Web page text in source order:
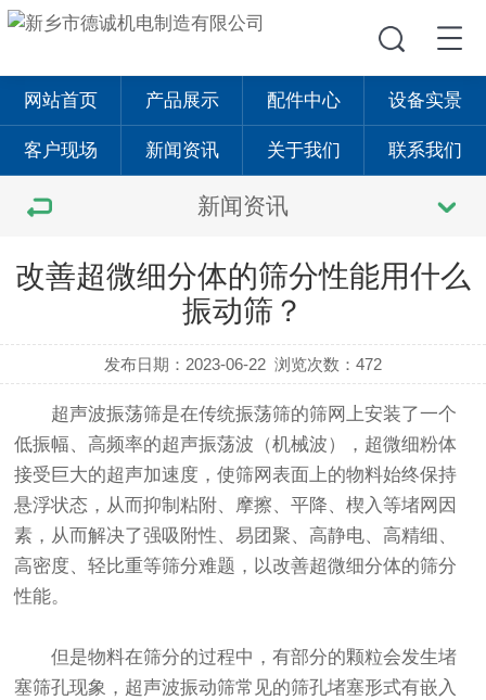
网站首页 产品展示 配件中心 设备实景
客户现场 新闻资讯 关于我们 联系我们
新闻资讯
改善超微细分体的筛分性能用什么
振动筛？
发布日期：2023-06-22 浏览次数：472
超声波振荡筛是在传统振荡筛的筛网上安装了一个
低振幅、高频率的超声振荡波（机械波），超微细粉体
接受巨大的超声加速度，使筛网表面上的物料始终保持
悬浮状态，从而抑制粘附、摩擦、平降、楔入等堵网因
素，从而解决了强吸附性、易团聚、高静电、高精细、
高密度、轻比重等筛分难题，以改善超微细分体的筛分
性能。
但是物料在筛分的过程中，有部分的颗粒会发生堵
塞筛孔现象， 超声波振动筛常见的筛孔堵塞形式有嵌入